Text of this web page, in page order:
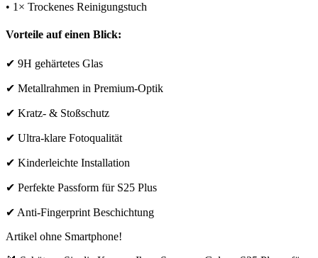
• 1× Trockenes Reinigungstuch
Vorteile auf einen Blick:
✔ 9H gehärtetes Glas
✔ Metallrahmen in Premium-Optik
✔ Kratz- & Stoßschutz
✔ Ultra-klare Fotoqualität
✔ Kinderleichte Installation
✔ Perfekte Passform für S25 Plus
✔ Anti-Fingerprint Beschichtung
Artikel ohne Smartphone!